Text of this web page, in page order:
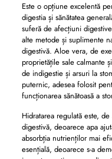
Este o opțiune excelentă
digestia și sănătatea
suferă de afecțiuni
alte metode și suplimente
digestivă. Aloe vera, de
proprietățile sale calmante
de indigestie și arsuri la
puternic, adesea folosit
funcționarea sănătoasă a
Hidratarea regulată este,
digestivă, deoarece apa
absorbția nutrienților mai
esențială, deoarece s-a